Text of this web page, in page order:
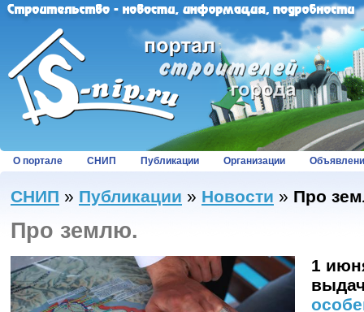
О портале СНИП Публикации Организации
СНИП » Публикации » Новости » Про
Про землю.
1